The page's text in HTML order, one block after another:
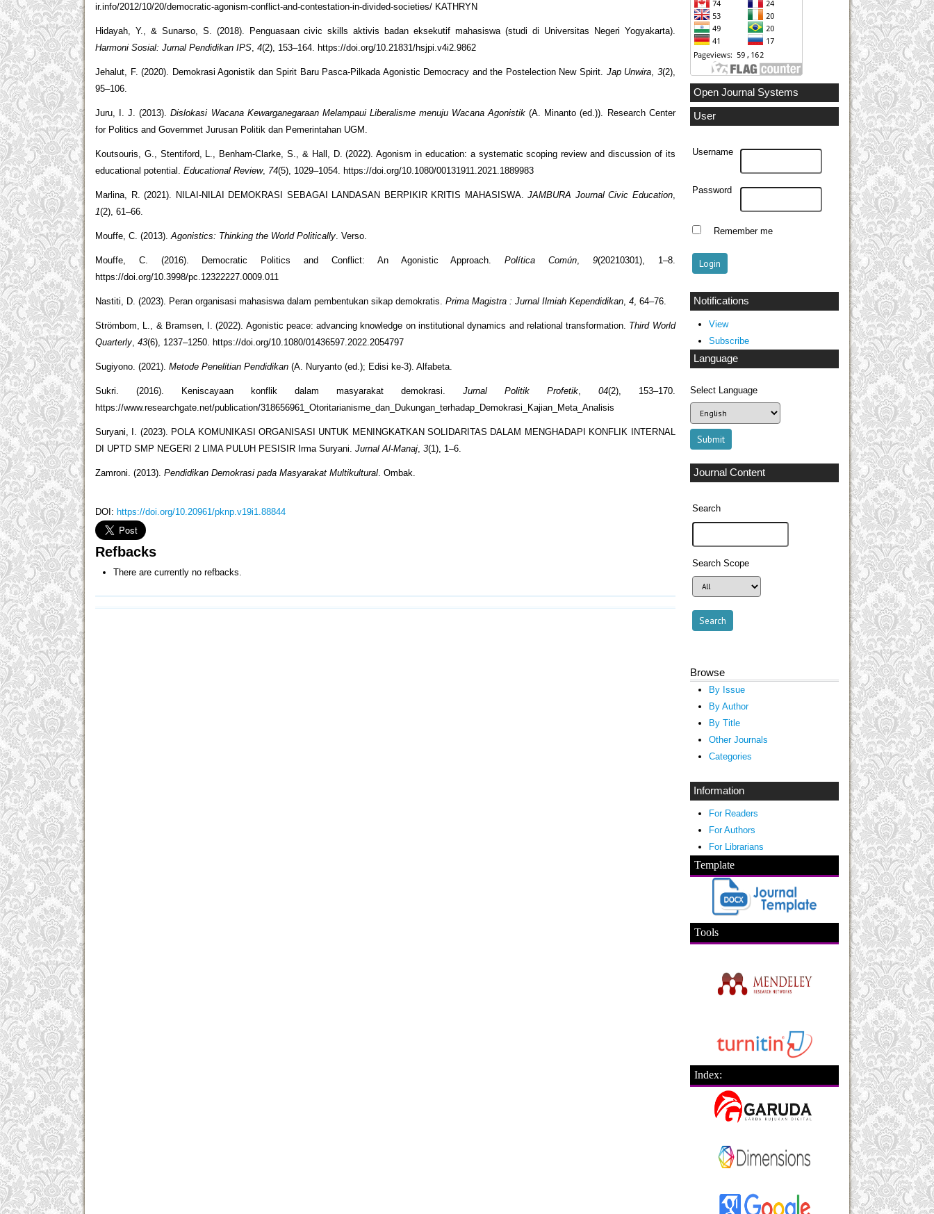
Open Journal Systems
User
Username
Password
Remember me
Notifications
View
Subscribe
Language
Select Language
Journal Content
Search
Search Scope
Browse
By Issue
By Author
By Title
Other Journals
Categories
Information
For Readers
For Authors
For Librarians
Template
Tools
Index:
ir.info/2012/10/20/democratic-agonism-conflict-and-contestation-in-divided-societies/ KATHRYN
Hidayah, Y., & Sunarso, S. (2018). Penguasaan civic skills aktivis badan eksekutif mahasiswa (studi di Universitas Negeri Yogyakarta).
Harmoni Sosial: Jurnal Pendidikan IPS 4(2), 153–164. https://doi.org/10.21831/hsjpi.v4i2.9862
Jehalut, F. (2020). Demokrasi Agonistik dan Spirit Baru Pasca-Pilkada Agonistic Democracy and the Postelection New Spirit. Jap Unwira 3(2),
95–106.
Juru, I. J. (2013).Dislokasi Wacana Kewarganegaraan Melampaui Liberalisme menuju Wacana Agonistik (A. Minanto (ed.)). Research Center
for Politics and Governmet Jurusan Politik dan Pemerintahan UGM.
Koutsouris, G., Stentiford, L., Benham-Clarke, S., & Hall, D. (2022). Agonism in education: a systematic scoping review and discussion of its
educational potential. Educational Review, 74(5), 1029–1054. https://doi.org/10.1080/00131911.2021.1889983
Marlina, R. (2021). NILAI-NILAI DEMOKRASI SEBAGAI LANDASAN BERPIKIR KRITIS MAHASISWA.JAMBURA Journal Civic Education,
1(2), 61–66.
Mouffe, C. (2013). Agonistics: Thinking the World Politically . Verso.
Mouffe, C. (2016). Democratic Politics and Conflict: An Agonistic Approach.Política Común, 9(20210301), 1–8.
https://doi.org/10.3998/pc.12322227.0009.011
Nastiti, D. (2023). Peran organisasi mahasiswa dalam pembentukan sikap demokratis. Prima Magistra : Jurnal Ilmiah Kependidikan 4 , 64–76.
Strömbom, L., & Bramsen, I. (2022). Agonistic peace: advancing knowledge on institutional dynamics and relational transformation. Third World
Quarterly 43(6), 1237–1250. https://doi.org/10.1080/01436597.2022.2054797
Sugiyono. (2021). Metode Penelitian Pendidikan (A. Nuryanto (ed.); Edisi ke-3). Alfabeta.
Sukri. (2016). Keniscayaan konflik dalam masyarakat demokrasi. Jurnal Politik Profetik, 04(2), 153–170.
https://www.researchgate.net/publication/318656961_Otoritarianisme_dan_Dukungan_terhadap_Demokrasi_Kajian_Meta_Analisis
Suryani, I. (2023). POLA KOMUNIKASI ORGANISASI UNTUK MENINGKATKAN SOLIDARITAS DALAM MENGHADAPI KONFLIK INTERNAL
DI UPTD SMP NEGERI 2 LIMA PULUH PESISIR Irma Suryani. Jurnal Al-Manaj 3(1), 1–6.
Zamroni. (2013). Pendidikan Demokrasi pada Masyarakat Multikultural . Ombak.
DOI: https://doi.org/10.20961/pknp.v19i1.88844
Refbacks
There are currently no refbacks.